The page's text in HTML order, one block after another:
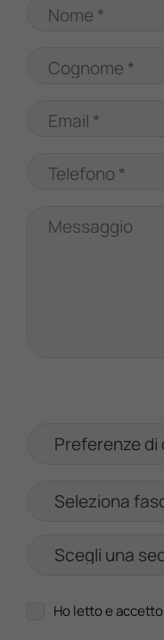
Nome *
Cognome *
Email *
Telefono *
Messaggio
Ho letto e accetto